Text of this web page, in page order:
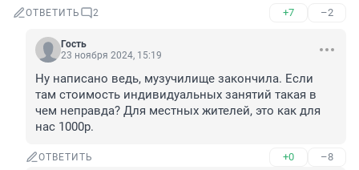
ОТВЕТИТЬ 2 +7 –2
Гость
23 ноября 2024, 15:19
Ну написано ведь, музучилище закончила. Если
там стоимость индивидуальных занятий такая в
чем неправда? Для местных жителей, это как для
нас 1000р.
ОТВЕТИТЬ +0 –8